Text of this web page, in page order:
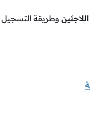
وطريقة